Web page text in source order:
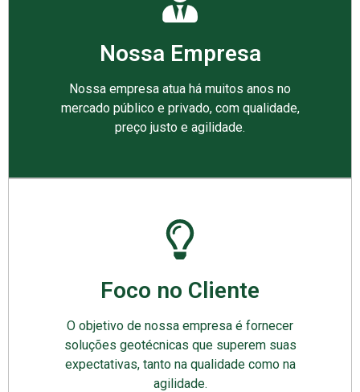
Nossa Empresa
Nossa empresa atua há muitos anos no
mercado público e privado, com qualidade,
preço justo e agilidade.
Foco no Cliente
O objetivo de nossa empresa é fornecer
soluções geotécnicas que superem suas
expectativas, tanto na qualidade como na
agilidade.